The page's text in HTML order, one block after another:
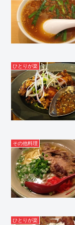
ひとりが楽
その他料理
ひとりが楽